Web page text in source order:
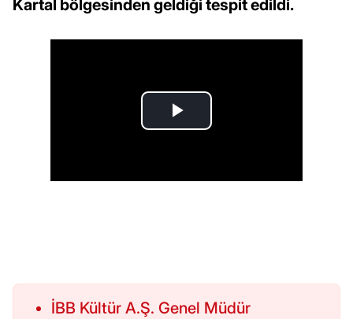
Kartal bölgesinden geldiği tespit edildi.
İBB Kültür A.Ş. Genel Müdür